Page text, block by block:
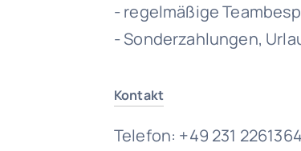
- regelmäßige
- Sonderzahlungen,
Kontakt
Telefon: +49 231